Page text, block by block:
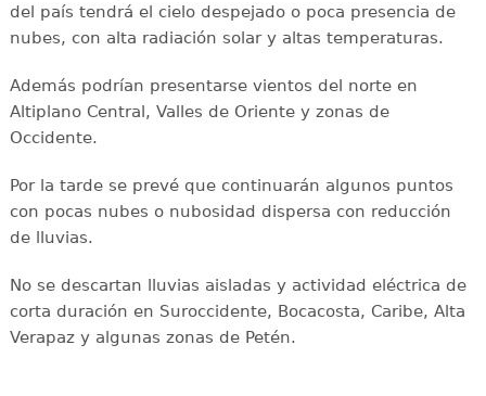
del país tendrá el cielo despejado o poca presencia de
nubes, con alta radiación solar y altas temperaturas.
Además podrían presentarse vientos del norte en
Altiplano Central, Valles de Oriente y zonas de
Occidente.
Por la tarde se prevé que continuarán algunos puntos
con pocas nubes o nubosidad dispersa con reducción
de lluvias.
No se descartan lluvias aisladas y actividad eléctrica de
corta duración en Suroccidente, Bocacosta, Caribe, Alta
Verapaz y algunas zonas de Petén.